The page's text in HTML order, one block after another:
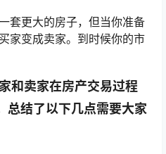
套更大的房子，但当你准备
家变成卖家。到时候你的市
和卖家在房产交易过程
总结了以下几点需要大家